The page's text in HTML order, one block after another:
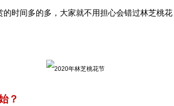
时间多的多，大家就不用担心会错过林芝桃
？